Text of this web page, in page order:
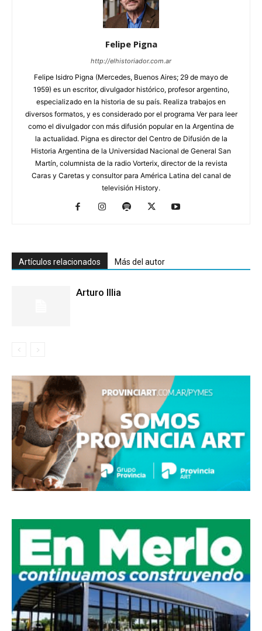
Felipe Pigna
http://elhistoriador.com.ar
Felipe Isidro Pigna (Mercedes, Buenos Aires; 29 de mayo de
1959) es un escritor, divulgador histórico, profesor argentino,
especializado en la historia de su país. Realiza trabajos en
diversos formatos, y es considerado por el programa Ver para leer
como el divulgador con más difusión popular en la Argentina de
la actualidad. Pigna es director del Centro de Difusión de la
Historia Argentina de la Universidad Nacional de General San
Martín, columnista de la radio Vorterix, director de la revista
Caras y Caretas y consultor para América Latina del canal de
televisión History.
Artículos relacionados Más del autor
Arturo Illia